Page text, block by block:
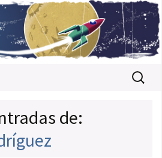
Buscar:
de: